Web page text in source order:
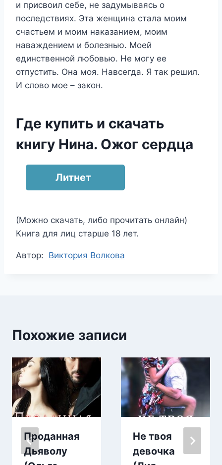
и присвоил себе, не задумываясь о
последствиях. Эта женщина стала моим
счастьем и моим наказанием, моим
наваждением и болезнью. Моей
единственной любовью. Не могу ее
отпустить. Она моя. Навсегда. Я так решил.
И слово мое – закон.
Где купить и скачать
книгу Нина. Ожог сердца
Литнет
(Можно скачать, либо прочитать онлайн)
Книга для лиц старше 18 лет.
Метки
Автор: Виктория Волкова
Похожие записи
Проданная
Дьяволу
Не твоя
девочка